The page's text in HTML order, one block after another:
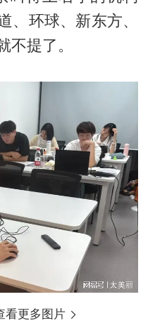
、环球、新东方、
不提了。
看更多图片